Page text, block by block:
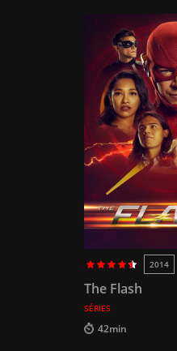
2014
The Flash
SÉRIES
42min